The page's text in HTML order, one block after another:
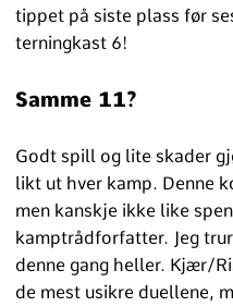
tippet på siste plass før
terningkast 6!
Samme 11?
Godt spill og lite skader
likt ut hver kamp. Denne
men kanskje ikke like
kamptrådforfatter. Jeg
denne gang heller. Kjær/
de mest usikre duellene,